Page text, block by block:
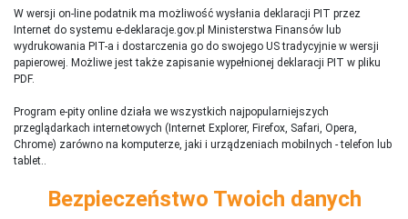
W wersji on-line podatnik ma możliwość wysłania deklaracji PIT przez
Internet do systemu e-deklaracje.gov.pl Ministerstwa Finansów lub
wydrukowania PIT-a i dostarczenia go do swojego US tradycyjnie w wersji
papierowej. Możliwe jest także zapisanie wypełnionej deklaracji PIT w pliku
PDF.
Program e-pity online działa we wszystkich najpopularniejszych
przeglądarkach internetowych (Internet Explorer, Firefox, Safari, Opera,
Chrome) zarówno na komputerze, jaki i urządzeniach mobilnych - telefon lub
tablet..
Bezpieczeństwo Twoich danych